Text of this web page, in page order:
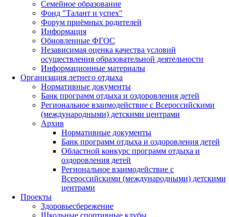
Семейное образование
Фонд "Талант и успех"
Форум приёмных родителей
Информация
Обновленные ФГОС
Независимая оценка качества условий
осуществления образовательной деятельности
Информационные материалы
Организация летнего отдыха
Нормативные документы
Банк программ отдыха и оздоровления детей
Региональное взаимодействие с Всероссийскими
(международными) детскими центрами
Архив
Нормативные документы
Банк программ отдыха и оздоровления детей
Областной конкурс программ отдыха и
оздоровления детей
Региональное взаимодействие с
Всероссийскими (международными) детскими
центрами
Проекты
Здоровьесбережение
Школьные спортивные клубы